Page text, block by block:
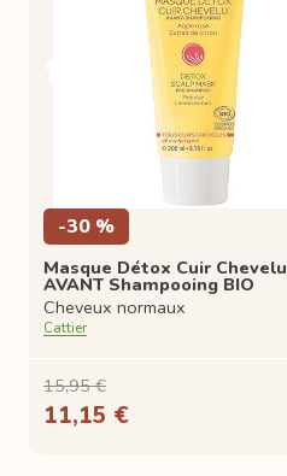
-30 %
Masque Détox Cuir Chevelu
AVANT Shampooing BIO
Cheveux normaux
Cattier
15,95 €
11,15 €